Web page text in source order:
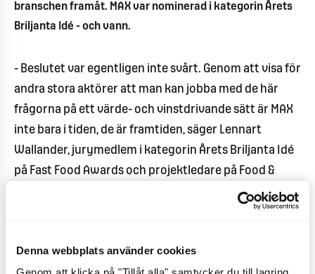
Denna webbplats använder cookies
branschen framåt. MAX var nominerad i kategorin Årets
Briljanta Idé - och vann.
- Beslutet var egentligen inte svårt. Genom att visa för
andra stora aktörer att man kan jobba med de här
frågorna på ett värde- och vinstdrivande sätt är MAX
inte bara i tiden, de är framtiden, säger Lennart
Wallander, jurymedlem i kategorin Årets Briljanta Idé
på Fast Food Awards och projektledare på Food &
klimatkompenserat för 100 % av sina utsläpp. Den 14
juni 2018 lanserade MAX klimatpositiv